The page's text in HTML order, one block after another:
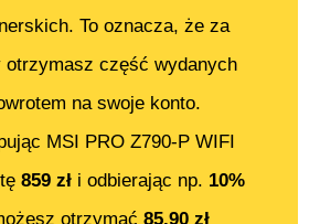
To oznacza, że za
otrzymasz część wydanych
na swoje konto.
MSI PRO Z790-P WIFI
859 zł i odbierając np. 10%
otrzymać 85.90 zł